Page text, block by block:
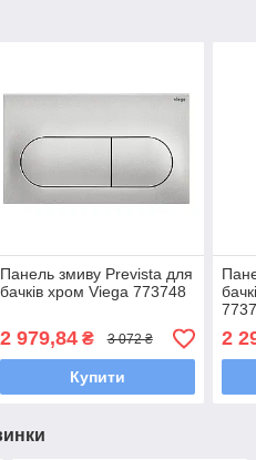
Панель змиву Prevista для
бачків хром Viega 773748
2 979,84₴ 3 072 ₴
Купити
2